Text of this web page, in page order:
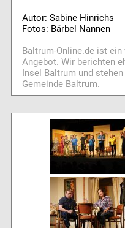
Autor: Sabine Hinrichs
Fotos: Bärbel Nannen
Baltrum-Online.de ist
Angebot. Wir berichten
Insel Baltrum und
Gemeinde Baltrum.